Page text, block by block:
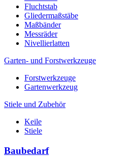
Fluchtstab
Gliedermaßstäbe
Maßbänder
Messräder
Nivellierlatten
Garten- und Forstwerkzeuge
Forstwerkzeuge
Gartenwerkzeug
Stiele und Zubehör
Keile
Stiele
Baubedarf